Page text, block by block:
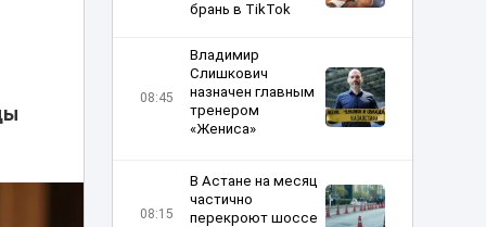
брань в TikTok
08:45
Владимир
Слишкович
назначен главным
тренером
«Жениса»
08:15
В Астане на месяц
частично
перекроют шоссе